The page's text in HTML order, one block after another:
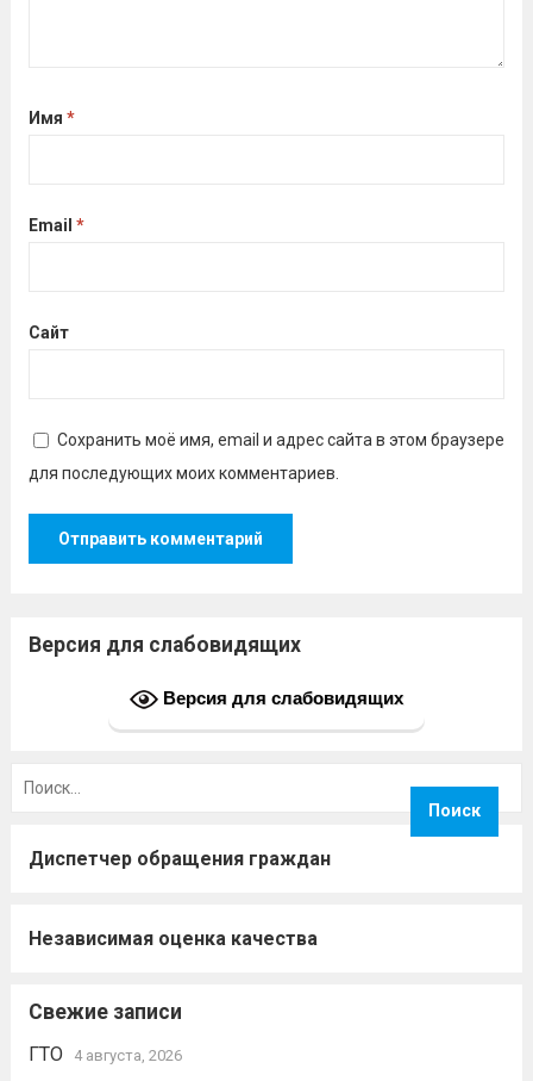
Имя *
Email *
Сайт
Сохранить моё имя, email и адрес сайта в этом браузере
для последующих моих комментариев.
Версия для слабовидящих
Версия для слабовидящих
Диспетчер обращения граждан
Независимая оценка качества
Свежие записи
ГТО 4 августа, 2026